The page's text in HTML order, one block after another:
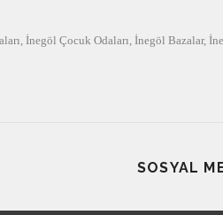
İnegöl Çocuk Odaları İnegöl Bazalar,
SOSYAL